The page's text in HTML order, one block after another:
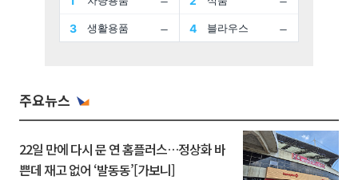
주요뉴스
22일 만에 다시 문 연 홈플러스…정상화 바
쁜데 재고 없어 ‘발동동’[가보니]